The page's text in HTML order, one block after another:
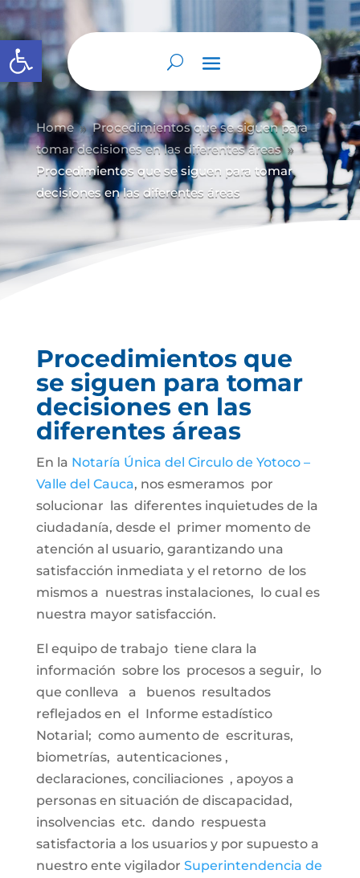
Abrir barra de herramientas
Home 9 Procedimientos que se siguen para
tomar decisiones en las diferentes áreas 9
Procedimientos que se siguen para tomar
decisiones en las diferentes áreas
Procedimientos que
se siguen para tomar
decisiones en las
diferentes áreas
En la Notaría Única del Circulo de Yotoco –
Valle del Cauca, nos esmeramos por
solucionar las diferentes inquietudes de la
ciudadanía, desde el primer momento de
atención al usuario, garantizando una
satisfacción inmediata y el retorno de los
mismos a nuestras instalaciones, lo cual es
nuestra mayor satisfacción.
El equipo de trabajo tiene clara la
información sobre los procesos a seguir, lo
que conlleva a buenos resultados
reflejados en el Informe estadístico
Notarial; como aumento de escrituras,
biometrías, autenticaciones ,
declaraciones, conciliaciones , apoyos a
personas en situación de discapacidad,
insolvencias etc. dando respuesta
satisfactoria a los usuarios y por supuesto a
nuestro ente vigilador Superintendencia de